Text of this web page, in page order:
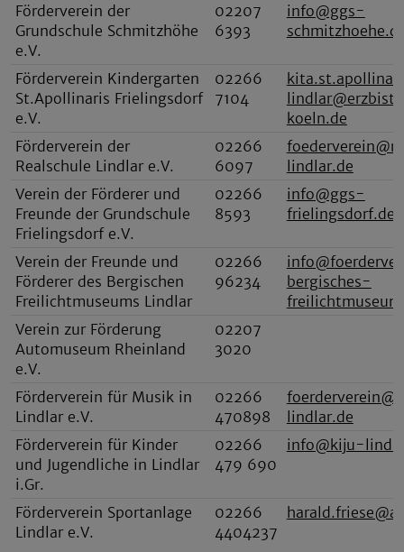
Förderverein der
Grundschule Schmitzhöhe
e.V.
02207
6393
info@ggs-
Förderverein Kindergarten
St.Apollinaris Frielingsdorf
e.V.
02266
7104
koeln.de
Förderverein der
Realschule Lindlar e.V.
02266
6097
lindlar.de
Verein der Förderer und
Freunde der Grundschule
Frielingsdorf e.V.
02266
8593
info@ggs-
frielingsdorf.de
Verein der Freunde und
Förderer des Bergischen
Freilichtmuseums Lindlar
02266
96234
bergisches-
Verein zur Förderung
Automuseum Rheinland
e.V.
02207
3020
Förderverein für Musik in
Lindlar e.V.
02266
470898
lindlar.de
Förderverein für Kinder
und Jugendliche in Lindlar
i.Gr.
02266
479 690
info@kiju-
Förderverein Sportanlage
Lindlar e.V.
02266
4404237